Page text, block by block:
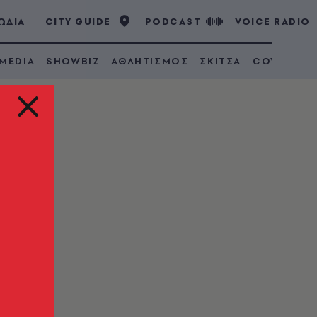
CITY GUIDE PODCAST VOICE RADIO
SHOWBIZ ΑΘΛΗΤΙΣΜΟΣ ΣΚΙΤΣΑ COVID 19